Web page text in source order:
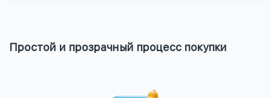
Простой и прозрачный процесс покупки